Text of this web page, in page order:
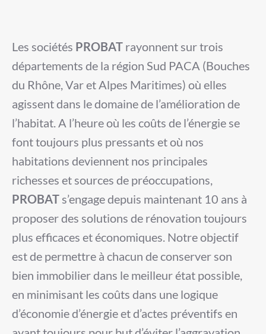
Les sociétés PROBAT rayonnent sur trois
départements de la région Sud PACA (Bouches
du Rhône, Var et Alpes Maritimes) où elles
agissent dans le domaine de l’amélioration de
l’habitat. A l’heure où les coûts de l’énergie se
font toujours plus pressants et où nos
habitations deviennent nos principales
richesses et sources de préoccupations,
PROBAT s’engage depuis maintenant 10 ans à
proposer des solutions de rénovation toujours
plus efficaces et économiques. Notre objectif
est de permettre à chacun de conserver son
bien immobilierdans le meilleur état possible,
en minimisant les coûts dans une logique
d’économie d’énergie et d’actes préventifs en